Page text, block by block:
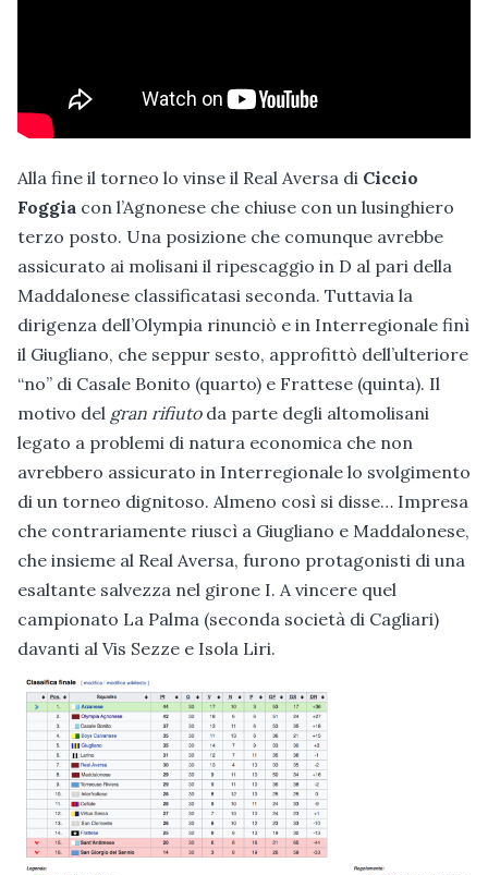
Alla fine il torneo lo vinse il Real Aversa di Ciccio
Foggia con l’Agnonese che chiuse con un lusinghiero
terzo posto. Una posizione che comunque avrebbe
assicurato ai molisani il ripescaggio in D al pari della
Maddalonese classificatasi seconda. Tuttavia la
dirigenza dell’Olympia rinunciò e in Interregionale finì
il Giugliano, che seppur sesto, approfittò dell’ulteriore
“no” di Casale Bonito (quarto) e Frattese (quinta). Il
motivo del gran rifiuto da parte degli altomolisani
legato a problemi di natura economica che non
avrebbero assicurato in Interregionale lo svolgimento
di un torneo dignitoso. Almeno così si disse… Impresa
che contrariamente riuscì a Giugliano e Maddalonese,
che insieme al Real Aversa, furono protagonisti di una
esaltante salvezza nel girone I. A vincere quel
campionato La Palma (seconda società di Cagliari)
davanti al Vis Sezze e Isola Liri.